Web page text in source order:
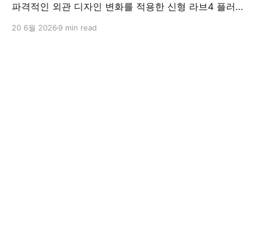
파격적인 외관 디자인 변화를 적용한 신형 라브4 플러그
충전이 가능하고 전기 모드로만 70km 이상 주행할 수 있
20 6월 2026 9 min read